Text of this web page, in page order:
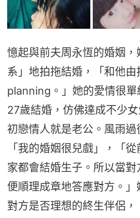
憶起與前夫周永恆的婚姻
系」地拍拖結婚，「和他
planning。」她的愛情很單
27歲結婚，仿佛達成不少
初戀情人就是老公。風雨
「我的婚姻很兒戲」，「
家都會結婚生子。所以當對
便順理成章地答應對方。
對方是否理想的終生伴侶